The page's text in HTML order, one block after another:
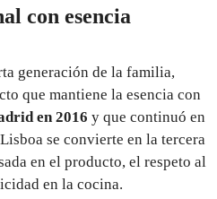
con esencia
generación de la familia,
que mantiene la esencia con
en 2016 y que continuó en
se convierte en la tercera
en el producto, el respeto al
en la cocina.